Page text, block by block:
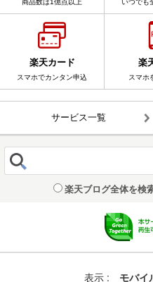
商品数は1億点以上 いつでも
楽天カード
スマホでカンタン申込
楽
スマホ
サービス一覧
楽天ブログ全体を検
表示 : モバイ